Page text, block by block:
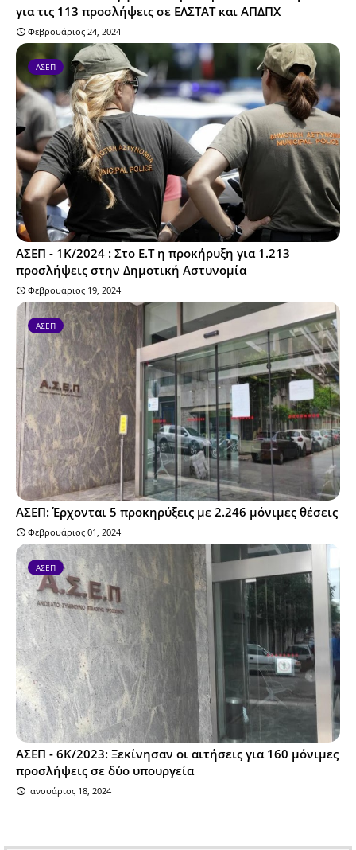
για τις 113 προσλήψεις σε ΕΛΣΤΑΤ και ΑΠΔΠΧ
Φεβρουάριος 24, 2024
ΑΣΕΠ
ΑΣΕΠ - 1Κ/2024 : Στο Ε.Τ η προκήρυξη για 1.213
προσλήψεις στην Δημοτική Αστυνομία
Φεβρουάριος 19, 2024
ΑΣΕΠ
ΑΣΕΠ: Έρχονται 5 προκηρύξεις με 2.246 μόνιμες θέσεις
Φεβρουάριος 01, 2024
ΑΣΕΠ
ΑΣΕΠ - 6Κ/2023: Ξεκίνησαν οι αιτήσεις για 160 μόνιμες
προσλήψεις σε δύο υπουργεία
Ιανουάριος 18, 2024